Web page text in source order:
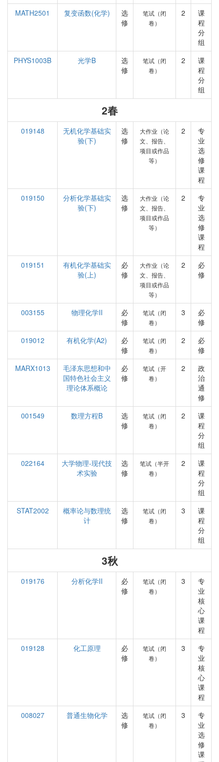
MATH2501
复变函数(化学)
选
修
笔试（闭
卷）
2
课
程
分
组
PHYS1003B
光学B
选
修
笔试（闭
卷）
2
课
程
分
组
2春
019148
无机化学基础实
验(下)
选
修
大作业（论
文、报告、
项目或作品
等）
2
专
业
选
修
课
程
019150
分析化学基础实
验(下)
选
修
大作业（论
文、报告、
项目或作品
等）
2
专
业
选
修
课
程
019151
有机化学基础实
验(上)
必
修
大作业（论
文、报告、
项目或作品
等）
2
必
修
003155 物理化学II
必
修
笔试（闭
卷）
3
必
修
019012
有机化学(A2)
必
修
笔试（闭
卷）
2
必
修
MARX1013
毛泽东思想和中
国特色社会主义
理论体系概论
必
修
笔试（开
卷）
2
政
治
通
修
001549
数理方程B
选
修
笔试（闭
卷）
2
课
程
分
组
022164
大学物理-现代技
术实验
选
修
笔试（半开
卷）
2
课
程
分
组
STAT2002
概率论与数理统
计
选
修
笔试（闭
卷）
3
课
程
分
组
3秋
019176 分析化学II
必
修
笔试（闭
卷）
3
专
业
核
心
课
程
019128
化工原理
必
修
笔试（闭
卷）
3
专
业
核
心
课
程
008027
普通生物化学
选
修
笔试（闭
卷）
3
专
业
选
修
课